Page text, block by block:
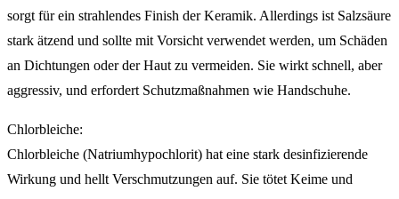
sorgt für ein strahlendes Finish der Keramik. Allerdings ist Salzsäure
stark ätzend und sollte mit Vorsicht verwendet werden, um Schäden
an Dichtungen oder der Haut zu vermeiden. Sie wirkt schnell, aber
aggressiv, und erfordert Schutzmaßnahmen wie Handschuhe.
Chlorbleiche:
Chlorbleiche (Natriumhypochlorit) hat eine stark desinfizierende
Wirkung und hellt Verschmutzungen auf. Sie tötet Keime und